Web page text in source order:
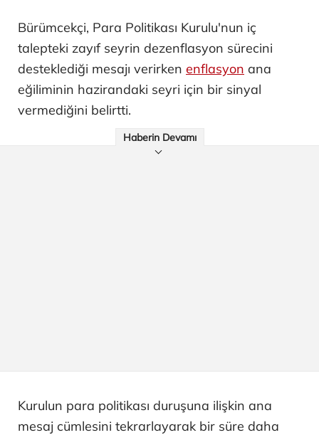
Bürümcekçi, Para Politikası Kurulu'nun iç
talepteki zayıf seyrin dezenflasyon sürecini
desteklediği mesajı verirken enflasyon ana
eğiliminin hazirandaki seyri için bir sinyal
vermediğini belirtti.
Haberin Devamı
Kurulun para politikası duruşuna ilişkin ana
mesaj cümlesini tekrarlayarak bir süre daha